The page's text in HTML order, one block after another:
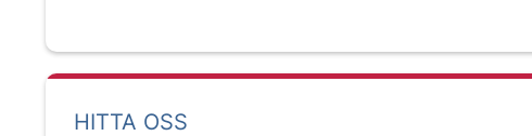
HITTA OSS